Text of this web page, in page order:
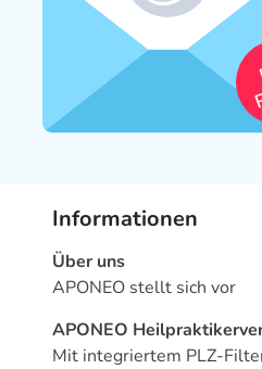
Informationen
Über uns
APONEO stellt sich vor
APONEO
Mit integriertem PLZ-